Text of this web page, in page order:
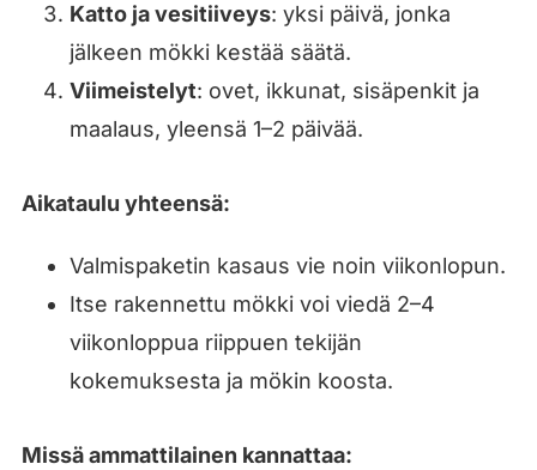
Katto ja vesitiiveys: yksi päivä, jonka
jälkeen mökki kestää säätä.
Viimeistelyt: ovet, ikkunat, sisäpenkit ja
maalaus, yleensä 1–2 päivää.
Aikataulu yhteensä:
Valmispaketin kasaus vie noin viikonlopun.
Itse rakennettu mökki voi viedä 2–4
viikonloppua riippuen tekijän
kokemuksesta ja mökin koosta.
Missä ammattilainen kannattaa: